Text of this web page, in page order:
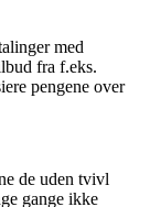
med
fra f.eks.
pengene over
de uden tvivl
gange ikke